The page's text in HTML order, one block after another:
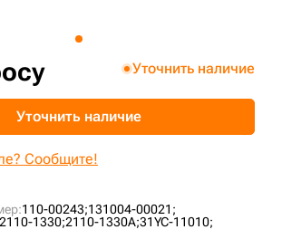
110-00243;131004-00021;
2110-1330;2110-1330A;31YC-11010;
Уточнить наличие
Уточнить наличие
Сообщите!